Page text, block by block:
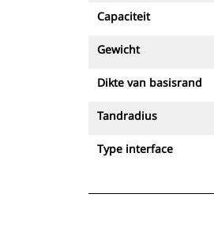
Capaciteit
Gewicht
Dikte van basisrand
Tandradius
Type interface